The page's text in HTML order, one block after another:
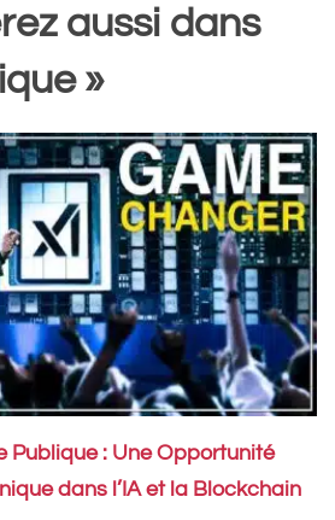
aussi dans
»
Publique : Une Opportunité
dans l’IA et la Blockchain